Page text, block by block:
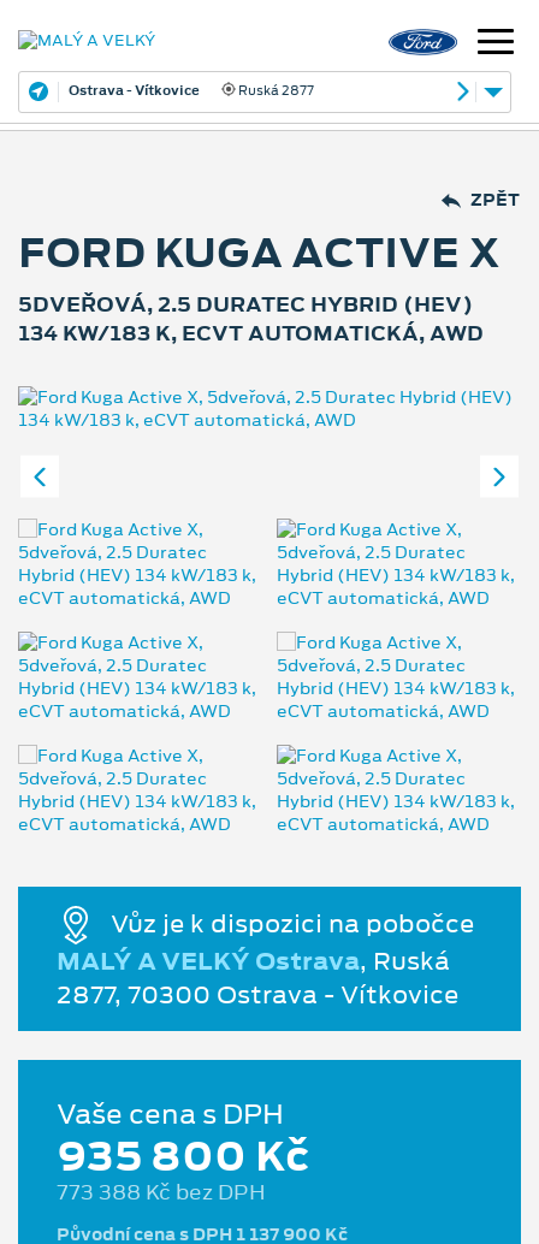
Ostrava - Vítkovice Ruská 2877
ZPĚT
FORD KUGA ACTIVE X
5DVEŘOVÁ, 2.5 DURATEC HYBRID (HEV)
134 KW/183 K, ECVT AUTOMATICKÁ, AWD
Vůz je k dispozici na pobočce
MALÝ A VELKÝ Ostrava, Ruská
2877, 70300 Ostrava - Vítkovice
Vaše cena s DPH
935 800 Kč
773 388 Kč bez DPH
Původní cena s DPH 1 137 900 Kč